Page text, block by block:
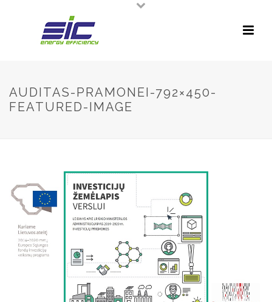
AUDITAS-PRAMONEI-792×450-
FEATURED-IMAGE